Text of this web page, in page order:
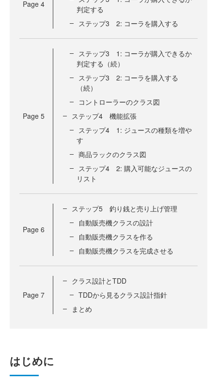
Page 4
判定する
ステップ3 2: コーラを購入する
Page 5
ステップ3 1: コーラが購入できるか
判定する（続）
ステップ3 2: コーラを購入する
（続）
コントローラーのクラス図
ステップ4 機能拡張
ステップ4 1: ジュースの種類を増や
す
商品ラックのクラス図
ステップ4 2: 購入可能なジュースの
リスト
Page 6
ステップ5 釣り銭と売り上げ管理
自動販売機クラスの設計
自動販売機クラスを作る
自動販売機クラスを完成させる
Page 7
クラス設計とTDD
TDDから見るクラス設計指針
まとめ
はじめに